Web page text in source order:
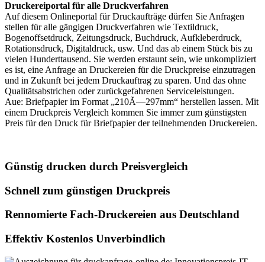
Druckereiportal für alle Druckverfahren
Auf diesem Onlineportal für Druckaufträge dürfen Sie Anfragen
stellen für alle gängigen Druckverfahren wie Textildruck,
Bogenoffsetdruck, Zeitungsdruck, Buchdruck, Aufkleberdruck,
Rotationsdruck, Digitaldruck, usw. Und das ab einem Stück bis zu
vielen Hunderttausend. Sie werden erstaunt sein, wie unkompliziert
es ist, eine Anfrage an Druckereien für die Druckpreise einzutragen
und in Zukunft bei jedem Druckauftrag zu sparen. Und das ohne
Qualitätsabstrichen oder zurückgefahrenen Serviceleistungen.
Aue: Briefpapier im Format „210Ã—297mm“ herstellen lassen. Mit
einem Druckpreis Vergleich kommen Sie immer zum günstigsten
Preis für den Druck für Briefpapier der teilnehmenden Druckereien.
Günstig drucken durch Preisvergleich
Schnell zum günstigen Druckpreis
Rennomierte Fach-Druckereien aus Deutschland
Effektiv Kostenlos Unverbindlich